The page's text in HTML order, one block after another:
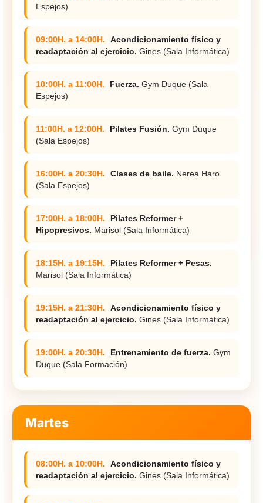
Espejos)
09:00H. a 14:00H.
Acondicionamiento físico y
readaptación al ejercicio. Gines (Sala Informática)
10:00H. a 11:00H. Fuerza. Gym Duque (Sala
Espejos)
11:00H. a 12:00H. Pilates Fusión. Gym Duque
(Sala Espejos)
16:00H. a 20:30H. Clases de baile. Nerea Haro
(Sala Espejos)
17:00H. a 18:00H.
Pilates Reformer +
Hipopresivos. Marisol (Sala Informática)
18:15H. a 19:15H.
Pilates Reformer + Pesas.
Marisol (Sala Informática)
19:15H. a 21:30H.
Acondicionamiento físico y
readaptación al ejercicio. Gines (Sala Informática)
19:00H. a 20:30H. Entrenamiento de fuerza. Gym
Duque (Sala Formación)
Martes
08:00H. a 10:00H.
Acondicionamiento físico y
readaptación al ejercicio. Gines (Sala Informática)